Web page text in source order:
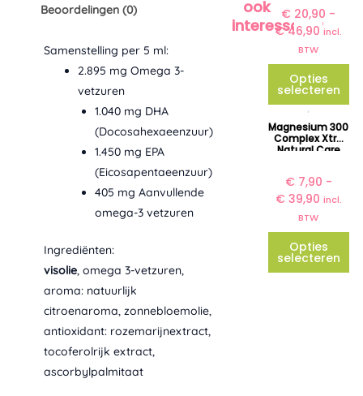
Beoordelingen (0)
Samenstelling per 5 ml:
2.895 mg Omega 3-
vetzuren
1.040 mg DHA
(Docosahexaeenzuur)
1.450 mg EPA
(Eicosapentaeenzuur)
405 mg Aanvullende
omega-3 vetzuren
Ingrediënten:
visolie, omega 3-vetzuren,
aroma: natuurlijk
citroenaroma, zonnebloemolie,
antioxidant: rozemarijnextract,
tocoferolrijk extract,
ascorbylpalmitaat
ook
interessant?
€ 20,90 -
€46,90
s
k
a
s
s
:
€
2
0
0
t
incl.
BTW
Opties
selecteren
meerdere
variaties.
Deze
optie
kan
gekozen
worden
op
de
Magnesium 300
Complex Xtra
Natural Care
€7,90 -
€39,90
r
i
s
k
a
s
s
incl.
BTW
Opties
selecteren
Dit
product
meerdere
variaties.
Deze
optie
kan